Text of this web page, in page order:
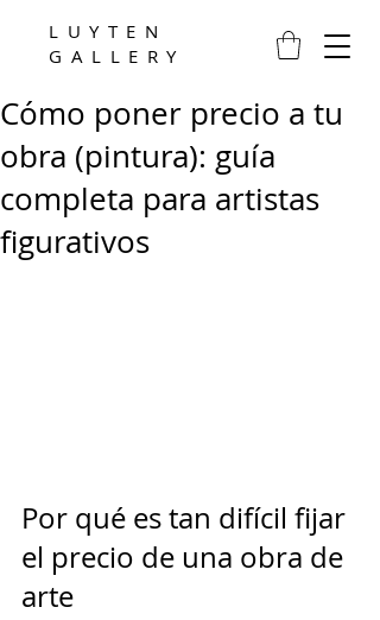
LUYTEN
GALLERY
Cómo poner precio a tu
obra (pintura): guía
completa para artistas
figurativos
Por qué es tan difícil fijar
el precio de una obra de
arte